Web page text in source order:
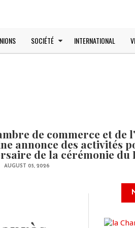
SOCIÉTÉ INTERNATIONAL
de commerce et
annonce des activités
de la cérémonie du
AUGUST 05, 2026